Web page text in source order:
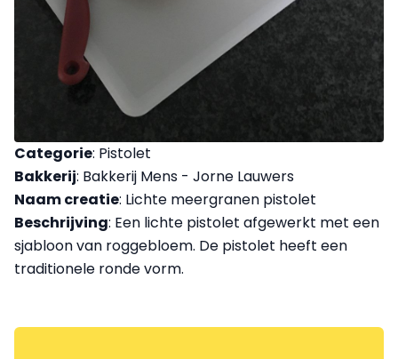
Categorie: Pistolet
Bakkerij: Bakkerij Mens - Jorne Lauwers
Naam creatie: Lichte meergranen pistolet
Beschrijving: Een lichte pistolet afgewerkt met een
sjabloon van roggebloem. De pistolet heeft een
traditionele ronde vorm.